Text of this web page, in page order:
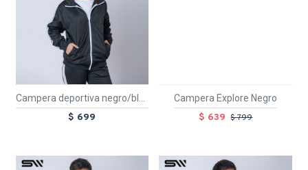
Campera deportiva negro/blanco
$ 699
Campera Explore Negro
$ 639 $ 799
TEXTTRANSPARENTE TEXTTRANSPARENTE